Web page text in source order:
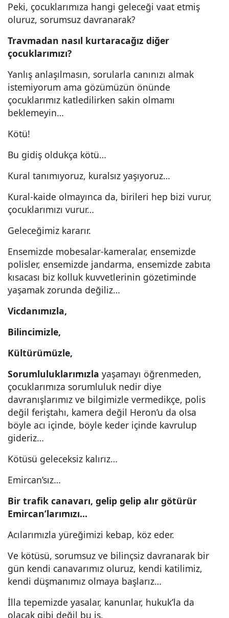
Peki, çocuklarımıza hangi geleceği vaat etmiş
oluruz, sorumsuz davranarak?
Travmadan nasıl kurtaracağız diğer
çocuklarımızı?
Yanlış anlaşılmasın, sorularla canınızı almak
istemiyorum ama gözümüzün önünde
çocuklarımız katledilirken sakin olmamı
beklemeyin…
Kötü!
Bu gidiş oldukça kötü…
Kural tanımıyoruz, kuralsız yaşıyoruz…
Kural-kaide olmayınca da, birileri hep bizi vurur,
çocuklarımızı vurur…
Geleceğimiz kararır.
Ensemizde mobesalar-kameralar, ensemizde
polisler, ensemizde jandarma, ensemizde zabıta
kısacası biz kolluk kuvvetlerinin gözetiminde
yaşamak zorunda değiliz…
Vicdanımızla,
Bilincimizle,
Kültürümüzle,
Sorumluluklarımızla yaşamayı öğrenmeden,
çocuklarımıza sorumluluk nedir diye
davranışlarımız ve bilgimizle vermedikçe, polis
değil feriştahı, kamera değil Heron’u da olsa
böyle acı içinde, böyle keder içinde kavrulup
gideriz…
Kötüsü geleceksiz kalırız…
Emircan’sız…
Bir trafik canavarı, gelip gelip alır götürür
Emircan’larımızı…
Acılarımızla yüreğimizi kebap, köz eder.
Ve kötüsü, sorumsuz ve bilinçsiz davranarak bir
gün kendi canavarımız oluruz, kendi katilimiz,
kendi düşmanımız olmaya başlarız…
İlla tepemizde yasalar, kanunlar, hukuk’la da
olacak gibi değil bu iş.